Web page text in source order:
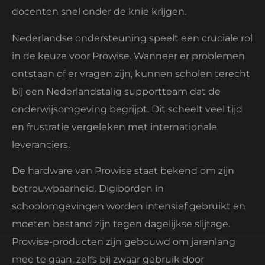
docenten snel onder de knie krijgen.
Nederlandse ondersteuning speelt een cruciale rol
in de keuze voor Prowise. Wanneer er problemen
ontstaan of er vragen zijn, kunnen scholen terecht
bij een Nederlandstalig supportteam dat de
onderwijsomgeving begrijpt. Dit scheelt veel tijd
en frustratie vergeleken met internationale
leveranciers.
De hardware van Prowise staat bekend om zijn
betrouwbaarheid. Digiborden in
schoolomgevingen worden intensief gebruikt en
moeten bestand zijn tegen dagelijkse slijtage.
Prowise-producten zijn gebouwd om jarenlang
mee te gaan, zelfs bij zwaar gebruik door